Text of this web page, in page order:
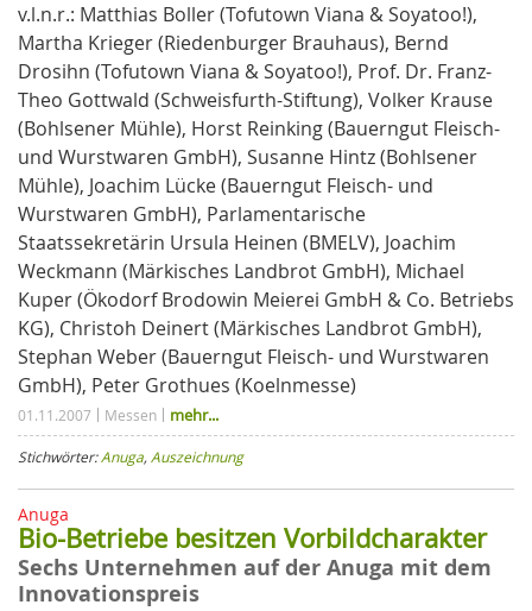
v.l.n.r.: Matthias Boller (Tofutown Viana & Soyatoo!),
Martha Krieger (Riedenburger Brauhaus), Bernd
Drosihn (Tofutown Viana & Soyatoo!), Prof. Dr. Franz-
Theo Gottwald (Schweisfurth-Stiftung), Volker Krause
(Bohlsener Mühle), Horst Reinking (Bauerngut Fleisch-
und Wurstwaren GmbH), Susanne Hintz (Bohlsener
Mühle), Joachim Lücke (Bauerngut Fleisch- und
Wurstwaren GmbH), Parlamentarische
Staatssekretärin Ursula Heinen (BMELV), Joachim
Weckmann (Märkisches Landbrot GmbH), Michael
Kuper (Ökodorf Brodowin Meierei GmbH & Co. Betriebs
KG), Christoh Deinert (Märkisches Landbrot GmbH),
Stephan Weber (Bauerngut Fleisch- und Wurstwaren
GmbH), Peter Grothues (Koelnmesse)
01.11.2007 Messen mehr...
Stichwörter:Anuga,Auszeichnung
Anuga
Bio-Betriebe besitzen Vorbildcharakter
Sechs Unternehmen auf der Anuga mit dem
Innovationspreis